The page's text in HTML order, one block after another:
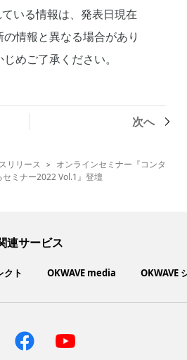
いる情報は、発表日現在
情報と異なる場合があり
めご了承ください。
次へ
リリース >
オンラインセミナー『コンタ
ミナー2022 Vol.1』登壇
連サービス
クト OKWAVE media OKWAVE
ト
い物サイト
ス